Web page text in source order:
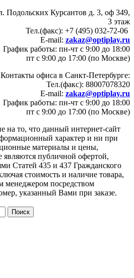
Подольских Курсантов д. 3, оф 349,
3 этаж
Тел.(факс): +7 (495) 032-72-06
E-mail: zakaz@optiplay.ru
График работы: пн-чт с 9:00 до 18:00
пт с 9:00 до 17:00 (по Москве)
Контакты офиса в Санкт-Петербурге:
Тел.(факс): 88007078320
E-mail: zakaz@optiplay.ru
График работы: пн-чт с 9:00 до 18:00
пт с 9:00 до 17:00 (по Москве)
то, что данный интернет-сайт
характер и ни при
материалы и цены,
являются публичной офертой,
Статей 435 и 437 Гражданского
стоимость и наличие товара,
менеджером посредством
указанный Вами при заказе.
Поиск